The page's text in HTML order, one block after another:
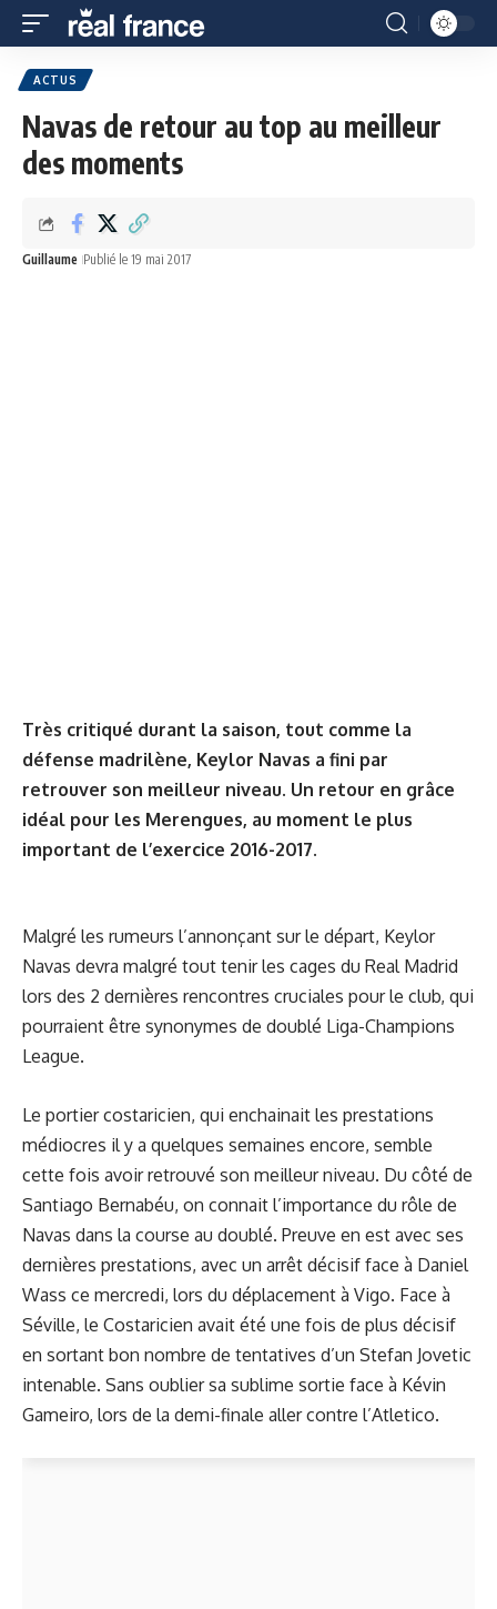
ACTUS
Navas de retour au top au meilleur
des moments
Guillaume Publié le 19 mai 2017
Très critiqué durant la saison, tout comme la
défense madrilène, Keylor Navas a fini par
retrouver son meilleur niveau. Un retour en grâce
idéal pour les Merengues, au moment le plus
important de l’exercice 2016-2017.
Malgré les rumeurs l’annonçant sur le départ, Keylor
Navas devra malgré tout tenir les cages du Real Madrid
lors des 2 dernières rencontres cruciales pour le club, qui
pourraient être synonymes de doublé Liga-Champions
League.
Le portier costaricien, qui enchainait les prestations
médiocres il y a quelques semaines encore, semble
cette fois avoir retrouvé son meilleur niveau. Du côté de
Santiago Bernabéu, on connait l’importance du rôle de
Navas dans la course au doublé. Preuve en est avec ses
dernières prestations, avec un arrêt décisif face à Daniel
Wass ce mercredi, lors du déplacement à Vigo. Face à
Séville, le Costaricien avait été une fois de plus décisif
en sortant bon nombre de tentatives d’un Stefan Jovetic
intenable. Sans oublier sa sublime sortie face à Kévin
Gameiro, lors de la demi-finale aller contre l’Atletico.